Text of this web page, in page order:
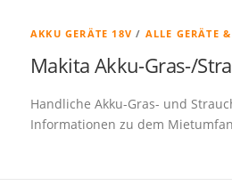
AKKU GERÄTE 18V / ALLE GERÄTE
Makita Akku-Gras-/
Handliche Akku-Gras- und
Informationen zu dem